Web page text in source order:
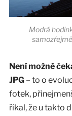
Modrá
Není možné
JPG– to o
fotek,
říkal, že u takto